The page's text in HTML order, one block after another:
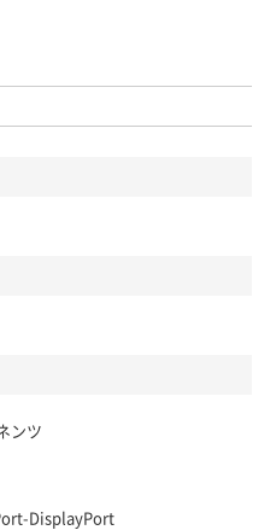
ンツ
DisplayPort